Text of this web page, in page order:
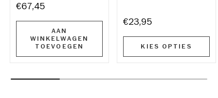
€67,45
AAN
WINKELWAGEN
TOEVOEGEN
€23,95
KIES OPTIES